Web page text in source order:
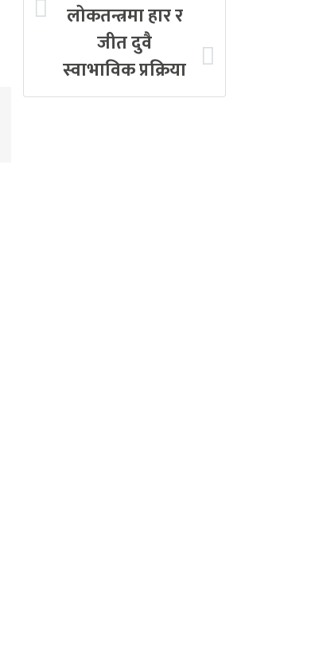
लोकतन्त्रमा हार र
जीत दुवै
स्वाभाविक प्रक्रिया